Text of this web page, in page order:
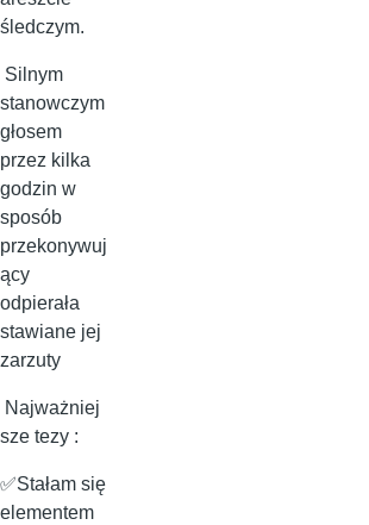
śledczym.
Silnym
stanowczym
głosem
przez kilka
godzin w
sposób
przekonywuj
ący
odpierała
stawiane jej
zarzuty
Najważniej
sze tezy :
✅Stałam się
elementem